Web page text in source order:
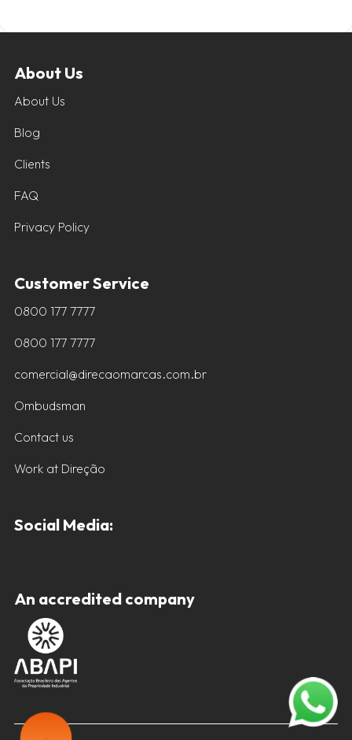
About Us
About Us
Blog
Clients
FAQ
Privacy Policy
Customer Service
0800 177 7777
0800 177 7777
comercial@direcaomarcas.com.br
Ombudsman
Contact us
Work at Direção
Social Media:
An accredited company